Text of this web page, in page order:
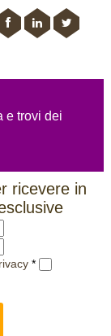
e trovi dei
ricevere in
*